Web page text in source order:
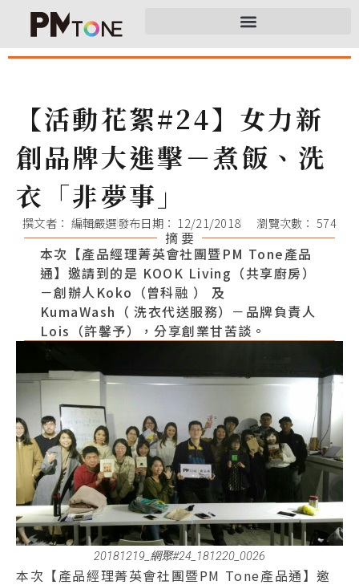
【活動花絮#24】女力新
創品牌大進擊－煮飯、洗
衣「非夢事」
撰文者： 編輯嚴選發布日期： 12/21/2018 瀏覽次數： 574
摘 要
本次【產品經理菁英會社團暨PM Tone產品
通】邀請到的是 KOOK Living（共享廚房）
－創辦人Koko（曾科融 ） 及
KumaWash（ 洗衣代送服務）－品牌負責人
Lois（許馨予），分享創業甘苦談。
20181219_網聚#24_181220_0026
本次【產品經理菁英會社團暨PM Tone產品通】邀